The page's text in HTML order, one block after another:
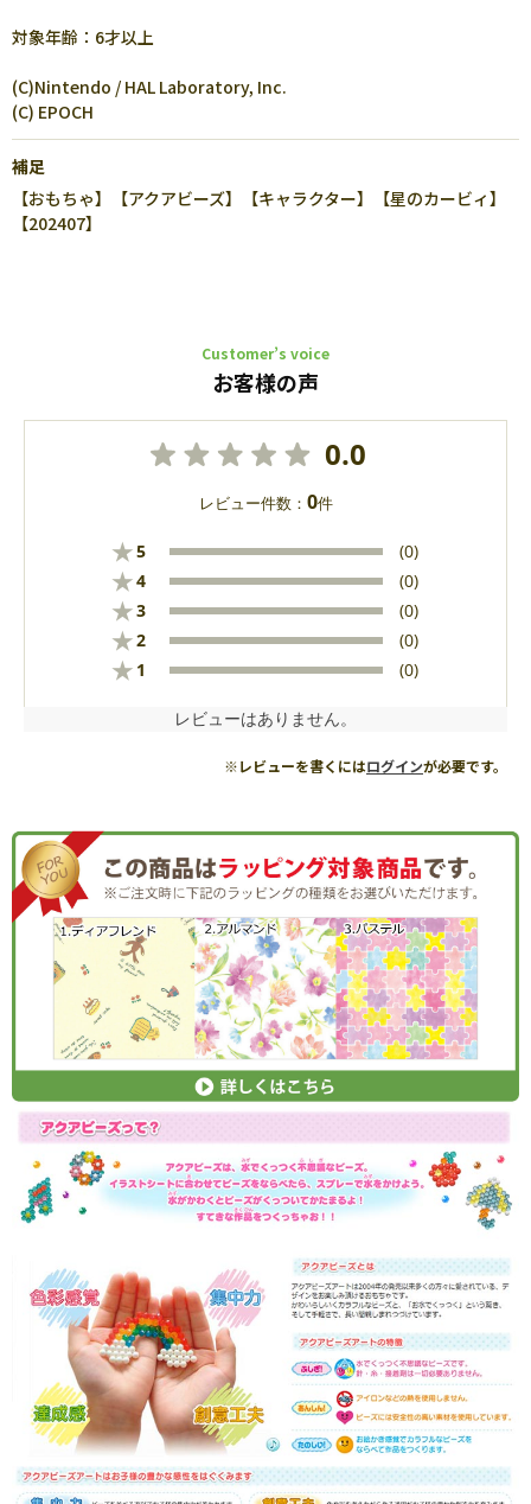
対象年齢：6才以上
(C)Nintendo / HAL Laboratory, Inc.
(C) EPOCH
補足
【おもちゃ】【アクアビーズ】【キャラクター】【星のカービィ】
【202407】
Customer’s voice
お客様の声
0.0
レビュー件数： 0件
★5 (0)
★4 (0)
★3 (0)
★2 (0)
★ 1 (0)
レビューはありません。
※レビューを書くにはログインが必要です。